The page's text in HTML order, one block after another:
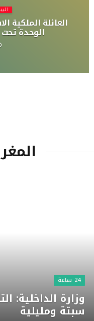
العائلة الملكية
الوحدة
24 ساعة
وزارة الداخلية:
سبتة ومليلية